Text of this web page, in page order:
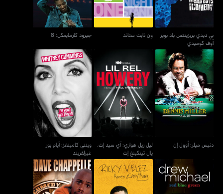
بي ديدي بريزينتس باد بويز
أوف كوميدي
ون نايت ستاند جيرود كارمايمكل: 8
دنيس ميلر: أوول إن
دنيس ميلر: أوول إن
ليل ريل هواري: آي سيد إت.
يال ثينكينغ إت
ليل ريل هواري: آي سيد إت.
يال ثينكينغ إت
ويتني كامينغز: آيام يور
غيرلفريند
ويتني كامينغز: آيام يور
غيرلفريند